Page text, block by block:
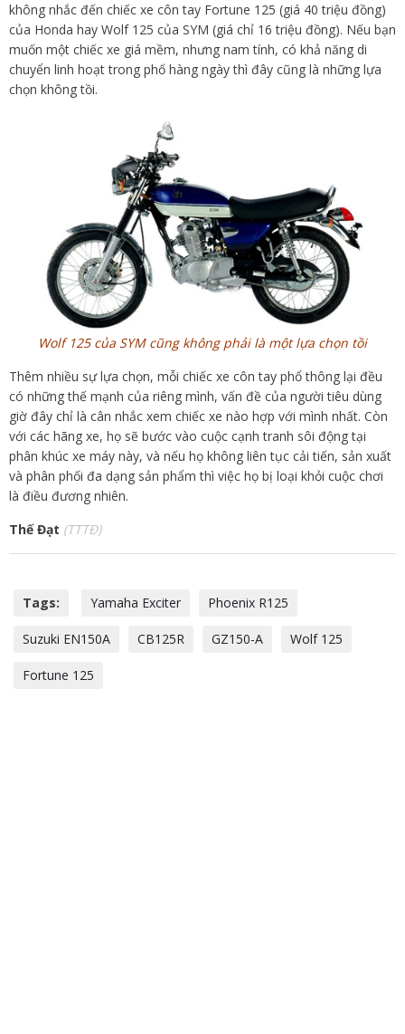
không nhắc đến chiếc xe côn tay Fortune 125 (giá 40 triệu đồng)
của Honda hay Wolf 125 của SYM (giá chỉ 16 triệu đồng). Nếu bạn
muốn một chiếc xe giá mềm, nhưng nam tính, có khả năng di
chuyển linh hoạt trong phố hàng ngày thì đây cũng là những lựa
chọn không tồi.
Wolf 125 của SYM cũng không phải là một lựa chọn tồi
Thêm nhiều sự lựa chọn, mỗi chiếc xe côn tay phổ thông lại đều
có những thế mạnh của riêng mình, vấn đề của người tiêu dùng
giờ đây chỉ là cân nhắc xem chiếc xe nào hợp với mình nhất. Còn
với các hãng xe, họ sẽ bước vào cuộc cạnh tranh sôi động tại
phân khúc xe máy này, và nếu họ không liên tục cải tiến, sản xuất
và phân phối đa dạng sản phẩm thì việc họ bị loại khỏi cuộc chơi
là điều đương nhiên.
Thế Đạt (TTTĐ)
Tags: Yamaha Exciter Phoenix R125
Suzuki EN150A CB125R GZ150-A Wolf 125
Fortune 125